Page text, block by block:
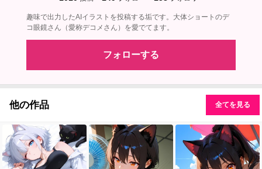
趣味で出力したAIイラストを投稿する垢です。大体ショートのデ
コ眼鏡さん（愛称デコメさん）を愛でてます。
フォローする
他の作品 全てを見る